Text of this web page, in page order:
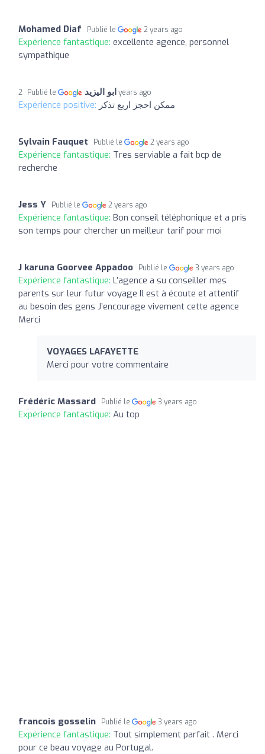
Mohamed Diaf Publié le 2 years ago
Expérience fantastique: excellente agence, personnel
sympathique
ابو اليزيد Publié le 2 years ago
Expérience positive: ممكن احجز اربع تذكر
Sylvain Fauquet Publié le 2 years ago
Expérience fantastique: Tres serviable a fait bcp de
recherche
Jess Y Publié le 2 years ago
Expérience fantastique: Bon conseil téléphonique et a pris
son temps pour chercher un meilleur tarif pour moi
J karuna Goorvee Appadoo Publié le 3 years ago
Expérience fantastique: L’agence a su conseiller mes
parents sur leur futur voyage Il est à écoute et attentif
au besoin des gens J’encourage vivement cette agence
Merci
VOYAGES LAFAYETTE
Merci pour votre commentaire
Frédéric Massard Publié le 3 years ago
Expérience fantastique: Au top
francois gosselin Publié le 3 years ago
Expérience fantastique: Tout simplement parfait . Merci
pour ce beau voyage au Portugal.